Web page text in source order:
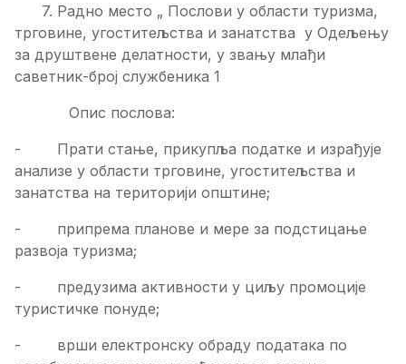
7. Радно место „ Послови у области туризма,
трговине, угоститељства и занатства у Одељењу
за друштвене делатности, у звању млађи
саветник-број службеника 1
Опис послова:
- Прати стање, прикупља податке и израђује
анализе у области трговине, угоститељства и
занатства на територији општине;
- припрема планове и мере за подстицање
развоја туризма;
- предузима активности у циљу промоције
туристичке понуде;
- врши електронску обраду података по